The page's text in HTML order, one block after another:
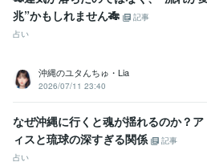
兆”かもしれません🎋
記事
占い
沖縄のユタんちゅ・Lia
2026/07/11 23:40
なぜ沖縄に行くと魂が揺れるのか？
ィスと琉球の深すぎる関係
記事
占い